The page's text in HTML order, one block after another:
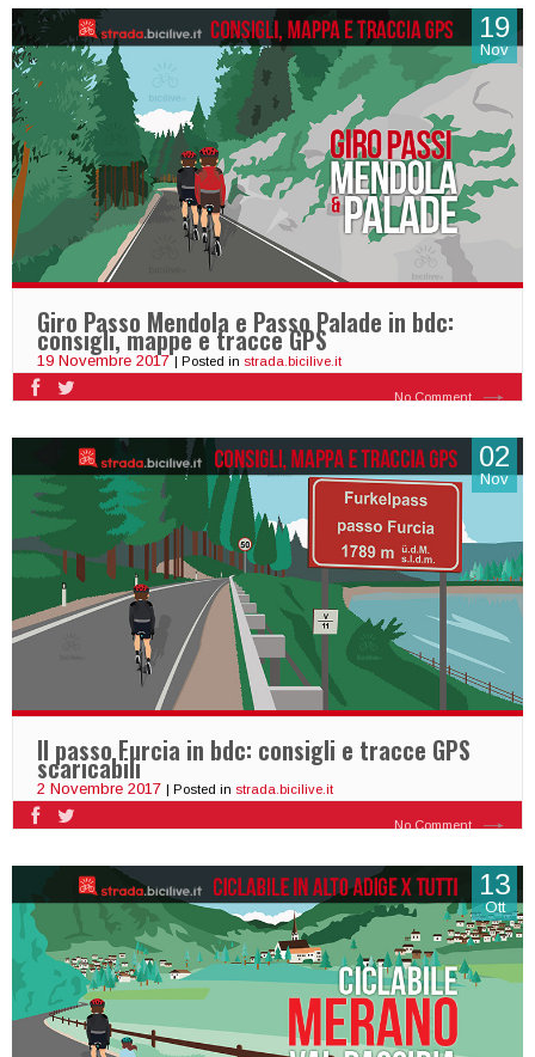
19
Nov
Giro Passo Mendola e Passo Palade in bdc:
consigli, mappe e tracce GPS
19 Novembre 2017 | Posted in strada.bicilive.it
No Comment
02
Nov
Il passo Furcia in bdc: consigli e tracce GPS
scaricabili
2 Novembre 2017 | Posted in strada.bicilive.it
No Comment
13
Ott